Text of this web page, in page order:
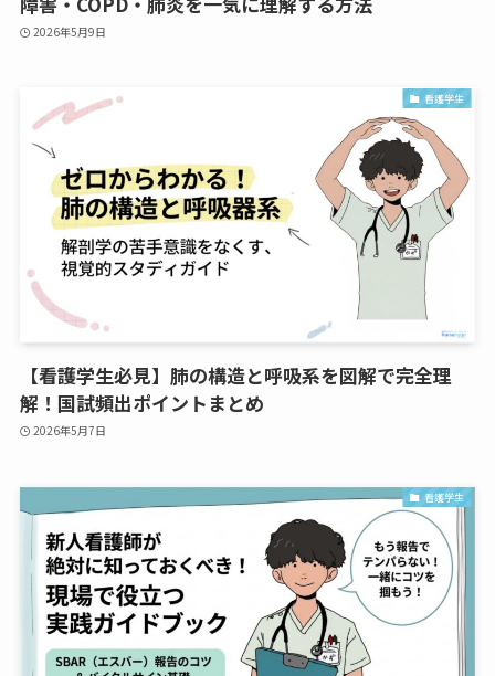
2026年5月9日
看護学生
【看護学生必見】肺の構造と呼吸系を図解で完全理
解！国試頻出ポイントまとめ
2026年5月7日
看護学生